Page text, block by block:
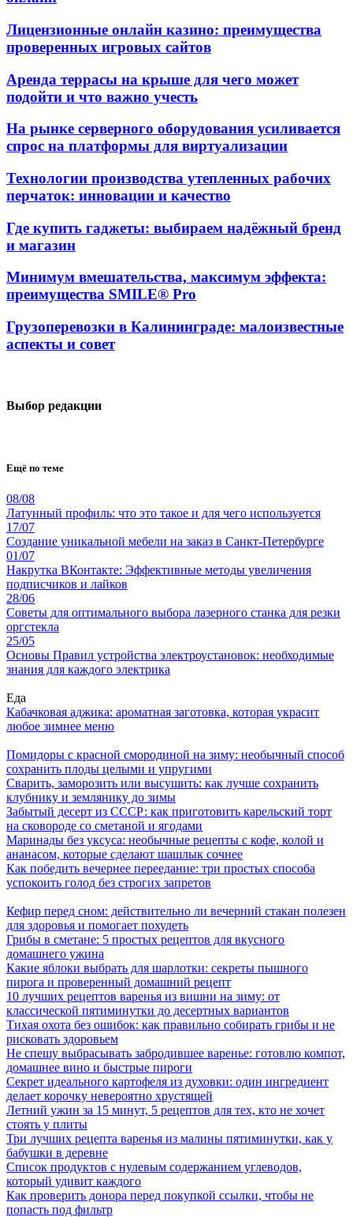
Лицензионные онлайн казино: преимущества
проверенных игровых сайтов
Аренда террасы на крыше для чего может
подойти и что важно учесть
На рынке серверного оборудования усиливается
спрос на платформы для виртуализации
Технологии производства утепленных рабочих
перчаток: инновации и качество
Где купить гаджеты: выбираем надёжный бренд
и магазин
Минимум вмешательства, максимум эффекта:
преимущества SMILE® Pro
Грузоперевозки в Калининграде: малоизвестные
аспекты и совет
Выбор редакции
Ещё по теме
08/08
Латунный профиль: что это такое и для чего используется
17/07
Создание уникальной мебели на заказ в Санкт-Петербурге
01/07
Накрутка ВКонтакте: Эффективные методы увеличения
подписчиков и лайков
28/06
Советы для оптимального выбора лазерного станка для резки
оргстекла
25/05
Основы Правил устройства электроустановок: необходимые
знания для каждого электрика
Еда
Кабачковая аджика: ароматная заготовка, которая украсит
любое зимнее меню
Помидоры с красной смородиной на зиму: необычный способ
сохранить плоды целыми и упругими
Сварить, заморозить или высушить: как лучше сохранить
клубнику и землянику до зимы
Забытый десерт из СССР: как приготовить карельский торт
на сковороде со сметаной и ягодами
Маринады без уксуса: необычные рецепты с кофе, колой и
ананасом, которые сделают шашлык сочнее
Как победить вечернее переедание: три простых способа
успокоить голод без строгих запретов
Кефир перед сном: действительно ли вечерний стакан полезен
для здоровья и помогает похудеть
Грибы в сметане: 5 простых рецептов для вкусного
домашнего ужина
Какие яблоки выбрать для шарлотки: секреты пышного
пирога и проверенный домашний рецепт
10 лучших рецептов варенья из вишни на зиму: от
классической пятиминутки до десертных вариантов
Тихая охота без ошибок: как правильно собирать грибы и не
рисковать здоровьем
Не спешу выбрасывать забродившее варенье: готовлю компот,
домашнее вино и быстрые пироги
Секрет идеального картофеля из духовки: один ингредиент
делает корочку невероятно хрустящей
Летний ужин за 15 минут, 5 рецептов для тех, кто не хочет
стоять у плиты
Три лучших рецепта варенья из малины пятиминутки, как у
бабушки в деревне
Список продуктов с нулевым содержанием углеводов,
который удивит каждого
Как проверить донора перед покупкой ссылки, чтобы не
попасть под фильтр